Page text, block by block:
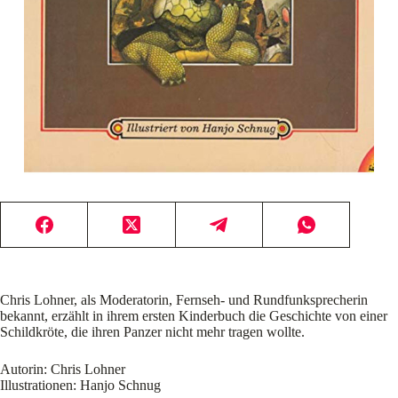
Chris Lohner, als Moderatorin, Fernseh- und Rundfunksprecherin
bekannt, erzählt in ihrem ersten Kinderbuch die Geschichte von einer
Schildkröte, die ihren Panzer nicht mehr tragen wollte.
Autorin: Chris Lohner
Illustrationen: Hanjo Schnug